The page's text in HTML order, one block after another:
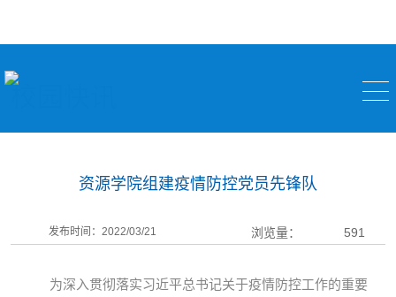
资源学院组建疫情防控党员先锋队
发布时间：2022/03/21 浏览量： 591
为深入贯彻落实习近平总书记关于疫情防控工作的重要